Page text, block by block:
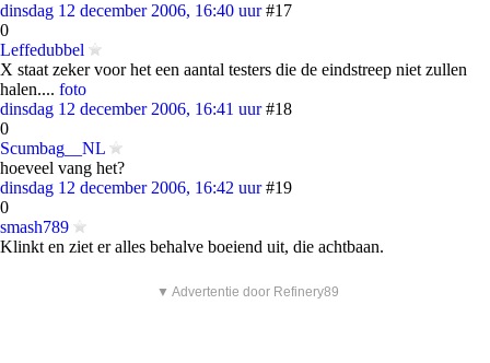
dinsdag 12 december 2006, 16:40 uur #17
0
Leffedubbel
X staat zeker voor het een aantal testers die de eindstreep niet zullen
halen.... foto
dinsdag 12 december 2006, 16:41 uur #18
0
Scumbag__NL
hoeveel vang het?
dinsdag 12 december 2006, 16:42 uur #19
0
smash789
Klinkt en ziet er alles behalve boeiend uit, die achtbaan.
▼ Advertentie door Refinery89